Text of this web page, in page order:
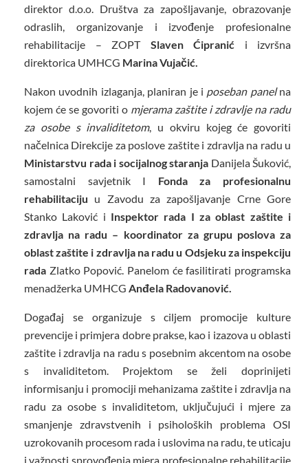
direktor d.o.o. Društva za zapošljavanje, obrazovanje
odraslih, organizovanje i izvođenje profesionalne
rehabilitacije – ZOPT Slaven Ćipranić i izvršna
direktorica UMHCG Marina Vujačić.
Nakon uvodnih izlaganja, planiran je i poseban panelna
kojem će se govoriti o mjerama zaštite i zdravlje na radu
za osobe s invaliditetom, u okviru kojeg će govoriti
načelnica Direkcije za poslove zaštite i zdravlja na radu u
Ministarstvu rada i socijalnog staranja Danijela Šuković,
samostalni savjetnik I Fonda za profesionalnu
rehabilitaciju u Zavodu za zapošljavanje Crne Gore
Stanko Laković i Inspektor rada I za oblast zaštite i
zdravlja na radu – koordinator za grupu poslova za
oblast zaštite i zdravlja na radu u Odsjeku za inspekciju
rada Zlatko Popović. Panelom će fasilitirati programska
menadžerka UMHCG Anđela Radovanović.
Događaj se organizuje s ciljem promocije kulture
prevencije i primjera dobre prakse, kao i izazova u oblasti
zaštite i zdravlja na radu s posebnim akcentom na osobe
s invaliditetom. Projektom se želi doprinijeti
informisanju i promociji mehanizama zaštite i zdravlja na
radu za osobe s invaliditetom, uključujući i mjere za
smanjenje zdravstvenih i psiholoških problema OSI
uzrokovanih procesom rada i uslovima na radu, te uticaju
i važnosti sprovođenja mjera profesionalne rehabilitacije